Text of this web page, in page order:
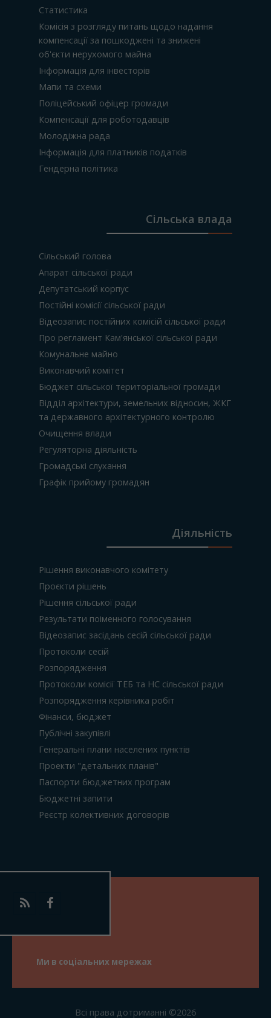
Статистика
Комісія з розгляду питань щодо надання
компенсації за пошкоджені та знижені
об'єкти нерухомого майна
Інформація для інвесторів
Мапи та схеми
Поліцейський офіцер громади
Компенсації для роботодавців
Молодіжна рада
Інформація для платників податків
Гендерна політика
Сільська влада
Сільський голова
Апарат сільської ради
Депутатський корпус
Постійні комісії сільської ради
Відеозапис постійних комісій сільської ради
Про регламент Кам'янської сільської ради
Комунальне майно
Виконавчий комітет
Бюджет сільської територіальної громади
Відділ архітектури, земельних відносин, ЖКГ
та державного архітектурного контролю
Очищення влади
Регуляторна діяльність
Громадські слухання
Графік прийому громадян
Діяльність
Рішення виконавчого комітету
Проєкти рішень
Рішення сільської ради
Результати поіменного голосування
Відеозапис засідань сесій сільської ради
Протоколи сесій
Розпорядження
Протоколи комісії ТЕБ та НС сільської ради
Розпорядження керівника робіт
Фінанси, бюджет
Публічні закупівлі
Генеральні плани населених пунктів
Проекти "детальних планів"
Паспорти бюджетних програм
Бюджетні запити
Реєстр колективних договорів
Ми в соціальних мережах
Всі права дотриманні ©2026